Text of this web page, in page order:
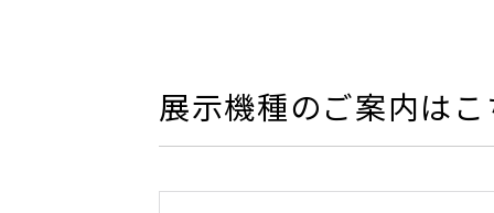
展示機種のご案内は